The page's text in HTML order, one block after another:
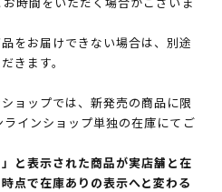
をお届けできない場合は、別途
きます。
ョップでは、新発売の商品に限
インショップ単独の在庫にてご
と表示された商品が実店舗と在
点で在庫ありの表示へと変わる